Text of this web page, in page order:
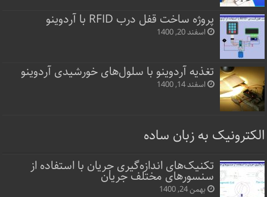
پروژه ساخت قفل‌ درب RFID با آردوینو
اسفند 20, 1400
تغذیه آردوینو با سلول‌های خورشیدی آردوینو
اسفند 14, 1400
الکترونیک به زبان ساده
تکنیک‌های اندازه‌گیری جریان با استفاده از
سنسورهای مختلف جریان
بهمن 24, 1400